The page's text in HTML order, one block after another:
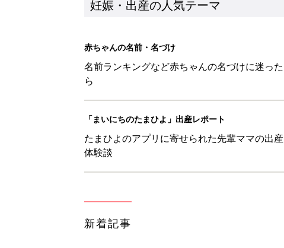
妊娠・出産の人気テーマ
赤ちゃんの名前・名づけ
名前ランキングなど赤ちゃんの名づけに迷った
ら
「まいにちのたまひよ」出産レポート
たまひよのアプリに寄せられた先輩ママの出産
体験談
新着記事